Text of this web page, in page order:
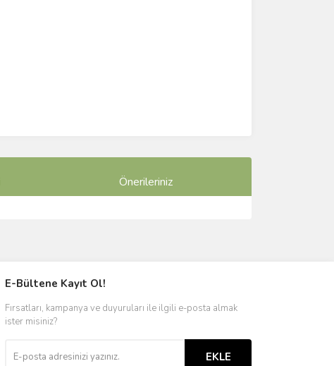
Önerileriniz
E-Bültene Kayıt Ol!
Fırsatları, kampanya ve duyuruları ile ilgili e-posta almak
ister misiniz?
EKLE